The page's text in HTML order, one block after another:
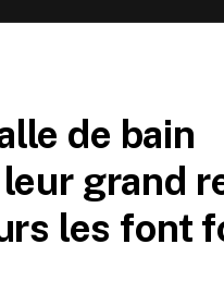
de bain
grand
les font